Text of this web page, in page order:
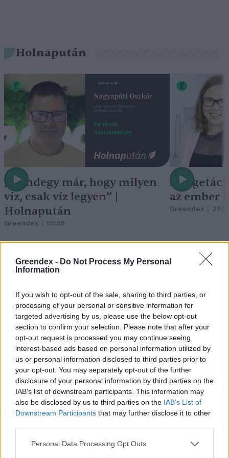
Greendex - Do Not Process My Personal
Information
If you wish to opt-out of the sale, sharing to third parties, or
processing of your personal or sensitive information for
targeted advertising by us, please use the below opt-out
section to confirm your selection. Please note that after your
opt-out request is processed you may continue seeing
interest-based ads based on personal information utilized by
us or personal information disclosed to third parties prior to
your opt-out. You may separately opt-out of the further
disclosure of your personal information by third parties on the
IAB’s list of downstream participants. This information may
also be disclosed by us to third parties on the IAB’s List of
Downstream Participants that may further disclose it to other
Personal Data Processing Opt Outs
Holnapután
„Mindegy már, hogy milyen
víz, csak víz legyen” |
Holnapután
Greendex 55:58
A
az ember
Greendex
Cickafark – Az évezredek óta
ismert gyógynövény
EGÉSZSÉGÜNK Börzsey Barbara 1 perc